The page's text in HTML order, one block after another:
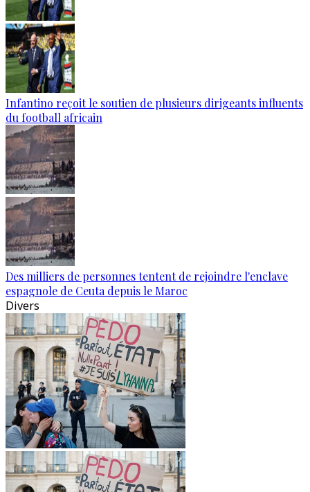
Infantino reçoit le soutien de plusieurs dirigeants influents
du football africain
Des milliers de personnes tentent de rejoindre l'enclave
espagnole de Ceuta depuis le Maroc
Divers